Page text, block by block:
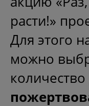
расти!»
Для этого
можно